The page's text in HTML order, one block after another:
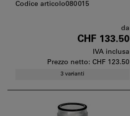
Codice articolo080015
da
CHF 133.50
IVA inclusa
Prezzo netto: CHF 123.50
3 varianti